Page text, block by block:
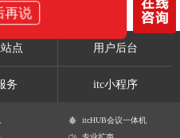
点 用户后台
务 itc小程序
itcHUB会议一体机
再说